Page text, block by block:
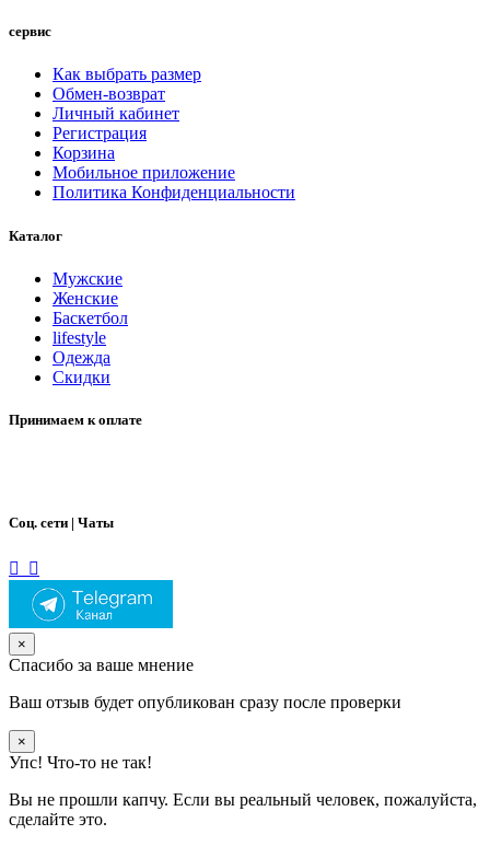
сервис
Как выбрать размер
Обмен-возврат
Личный кабинет
Регистрация
Корзина
Мобильное приложение
Политика Конфиденциальности
Каталог
Мужские
Женские
Баскетбол
lifestyle
Одежда
Скидки
Принимаем к оплате
Соц. сети | Чаты
×
Спасибо за ваше мнение
Ваш отзыв будет опубликован сразу после проверки
×
Упс! Что-то не так!
Вы не прошли капчу. Если вы реальный человек, пожалуйста,
сделайте это.